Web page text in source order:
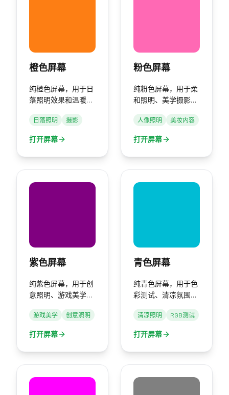
橙色屏幕
纯橙色屏幕，用于日
落照明效果和温暖氛
日落照明 摄影
打开屏幕
粉色屏幕
纯粉色屏幕，用于柔
和照明、美学摄影和
人像照明 美妆内容
打开屏幕
紫色屏幕
纯紫色屏幕，用于创
意照明、游戏美学和
游戏美学 创意照明
打开屏幕
青色屏幕
纯青色屏幕，用于色
彩测试、清凉氛围照
清凉照明 RGB测试
打开屏幕